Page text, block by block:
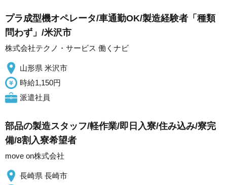
プラ成型機オペレータ/車通勤OK/製造経験者「種類
問わず」/米沢市
株式会社テクノ・サービス 働くナビ
山形県 米沢市
時給1,150円
派遣社員
部品の製造スタッフ/軽作業/即日入寮/住み込み/寮完
備/8割入寮希望者
move on株式会社
長崎県 長崎市